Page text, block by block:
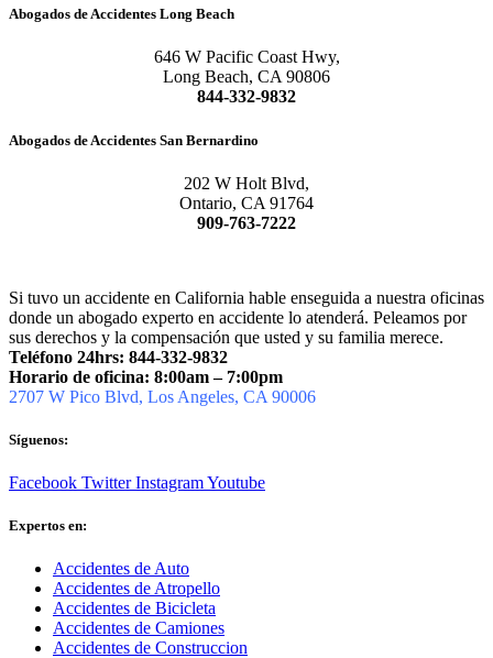
Abogados de Accidentes Long Beach
646 W Pacific Coast Hwy,
Long Beach, CA 90806
844-332-9832
Abogados de Accidentes San Bernardino
202 W Holt Blvd,
Ontario, CA 91764
909-763-7222
Si tuvo un accidente en California hable enseguida a nuestra oficinas
donde un abogado experto en accidente lo atenderá. Peleamos por
sus derechos y la compensación que usted y su familia merece.
Teléfono 24hrs: 844-332-9832
Horario de oficina: 8:00am – 7:00pm
2707 W Pico Blvd, Los Angeles, CA 90006
Síguenos:
Facebook Twitter InstagramYoutube
Expertos en:
Accidentes de Auto
Accidentes de Atropello
Accidentes de Bicicleta
Accidentes de Camiones
Accidentes de Construccion